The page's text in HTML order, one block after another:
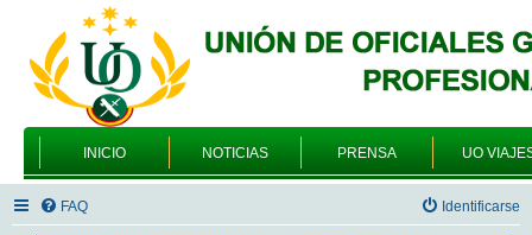
INICIO NOTICIAS PRENSA UO
FAQ Identificarse